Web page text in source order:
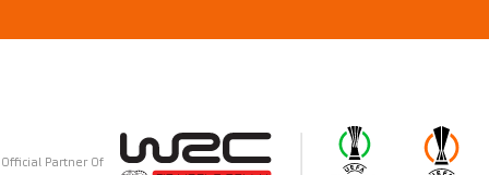
Official Partner Of